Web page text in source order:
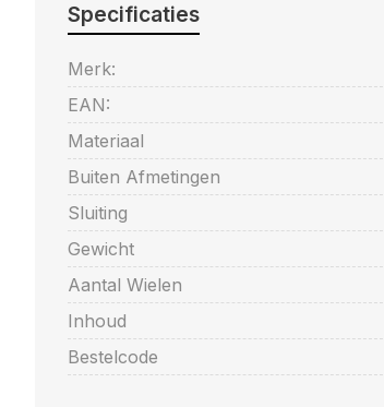
Specificaties
Merk:
EAN:
Materiaal
Buiten Afmetingen
Sluiting
Gewicht
Aantal Wielen
Inhoud
Bestelcode